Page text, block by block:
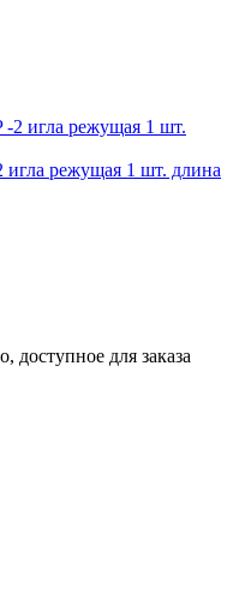
режущая 1 шт. длина
доступное для заказа